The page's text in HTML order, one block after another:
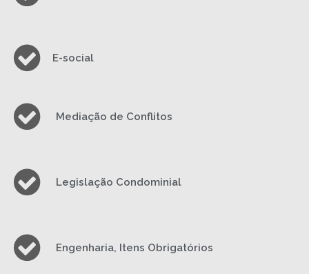
E-social
Mediação de Conflitos
Legislação Condominial
Engenharia, Itens Obrigatórios